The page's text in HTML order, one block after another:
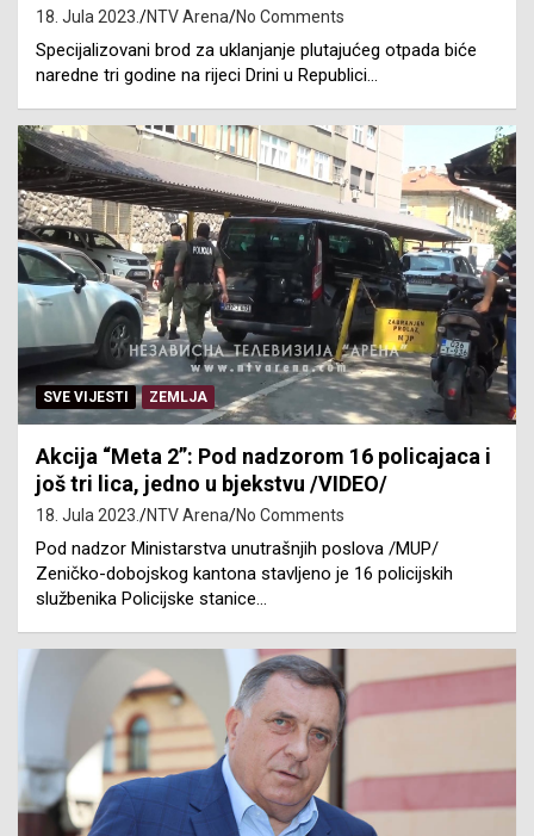
18. Jula 2023. NTV Arena No Comments
Specijalizovani brod za uklanjanje plutajućeg otpada biće
naredne tri godine na rijeci Drini u Republici…
SVE VIJESTI ZEMLJA
Akcija “Meta 2”: Pod nadzorom 16 policajaca i
još tri lica, jedno u bjekstvu /VIDEO/
18. Jula 2023. NTV Arena No Comments
Pod nadzor Ministarstva unutrašnjih poslova /MUP/
Zeničko-dobojskog kantona stavljeno je 16 policijskih
službenika Policijske stanice…